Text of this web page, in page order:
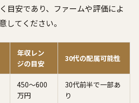
目安であり、ファームや評価によ
してください。
年収レン
ジの目安
30代の配属可能性
450〜600
万円
30代前半で一部あ
り